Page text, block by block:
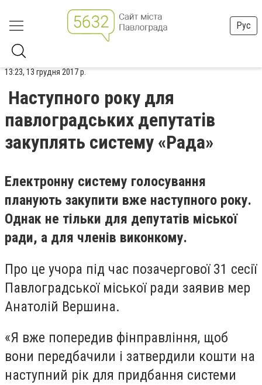
Рус
13:23, 13 грудня 2017 р.
Наступного року для
павлоградських депутатів
закуплять систему «Рада»
Електронну систему голосування
планують закупити вже наступного року.
Однак не тільки для депутатів міської
ради, а для членів виконкому.
Про це учора під час позачергової 31 сесії
Павлоградської міської ради заявив мер
Анатолій Вершина.
«Я вже попередив фінправління, щоб
вони передбачили і затвердили кошти на
наступний рік для придбання системи